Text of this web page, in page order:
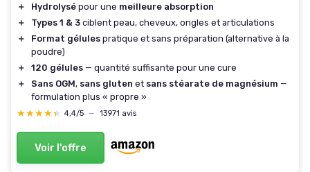
＋ Hydrolysé pour une meilleure absorption
＋
Types 1 & 3 ciblent peau, cheveux, ongles et articulations
＋
Format gélules pratique et sans préparation (alternative à la
poudre)
＋
120 gélules — quantité suffisante pour une cure
＋
Sans OGM, sans gluten et sans stéarate de magnésium —
formulation plus « propre »
★★★★★
★★★★★ 4,4/5 — 13971 avis
Voir l'offre